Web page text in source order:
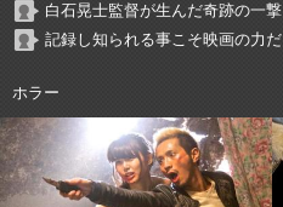
白石晃士監督が生んだ奇跡の一撃
記録し知られる事こそ映画の力だ
ホラー